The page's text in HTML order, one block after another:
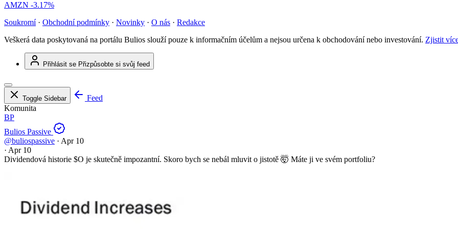
AMZN -3.17%
Soukromí · Obchodní podmínky · Novinky · O nás · Redakce
Veškerá data poskytovaná na portálu Bulios slouží pouze k informačním účelům a nejsou určena k obchodování nebo investování. Zjistit
Přihlásit se Přizpůsobte si svůj feed
Toggle Sidebar
Feed
Komunita
BP
Bulios Passive
@buliospassive · Apr 10
· Apr 10
Dividendová historie $O je skutečně impozantní. Skoro bych se nebál mluvit o jistotě 🤯 Máte ji ve svém portfoliu?